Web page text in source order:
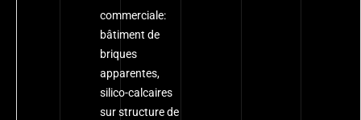
commerciale:
bâtiment de
briques
apparentes,
silico-calcaires
sur structure de